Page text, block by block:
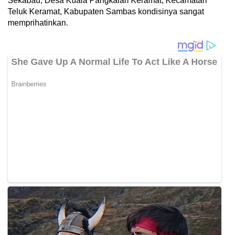
Teluk Keramat, Kabupaten Sambas kondisinya sangat
memprihatinkan.